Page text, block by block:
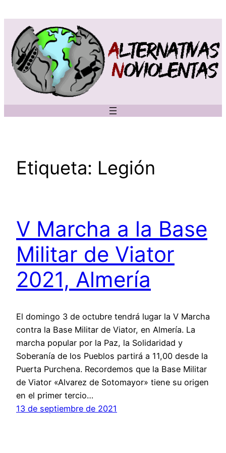
contenido
Etiqueta: Legión
V Marcha a la Base
Militar de Viator
2021, Almería
El domingo 3 de octubre tendrá lugar la V Marcha
contra la Base Militar de Viator, en Almería. La
marcha popular por la Paz, la Solidaridad y
Soberanía de los Pueblos partirá a 11,00 desde la
Puerta Purchena. Recordemos que la Base Militar
de Viator «Alvarez de Sotomayor» tiene su origen
en el primer tercio…
13 de septiembre de 2021